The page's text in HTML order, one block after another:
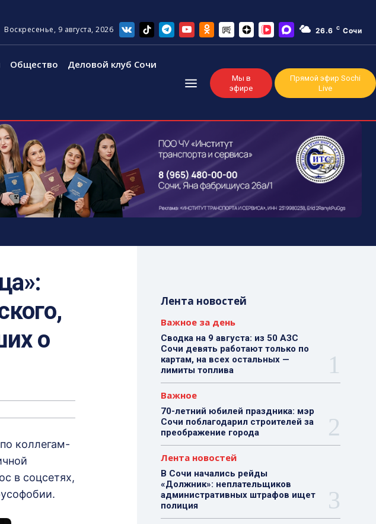
Воскресенье, 9 августа, 2026 26.6 C Сочи
Общество Деловой клуб Сочи
Мы в
эфире
Прямой эфир Sochi
Live
о
коллегам-
в соцсетях,
Лента новостей
Важное за день
Сводка на 9 августа: из 50 АЗС
Сочи девять работают только по
картам, на всех остальных —
лимиты топлива
Важное
70-летний юбилей праздника: мэр
Сочи поблагодарил строителей за
преображение города
Лента новостей
В Сочи начались рейды
«Должник»: неплательщиков
административных штрафов ищет
полиция